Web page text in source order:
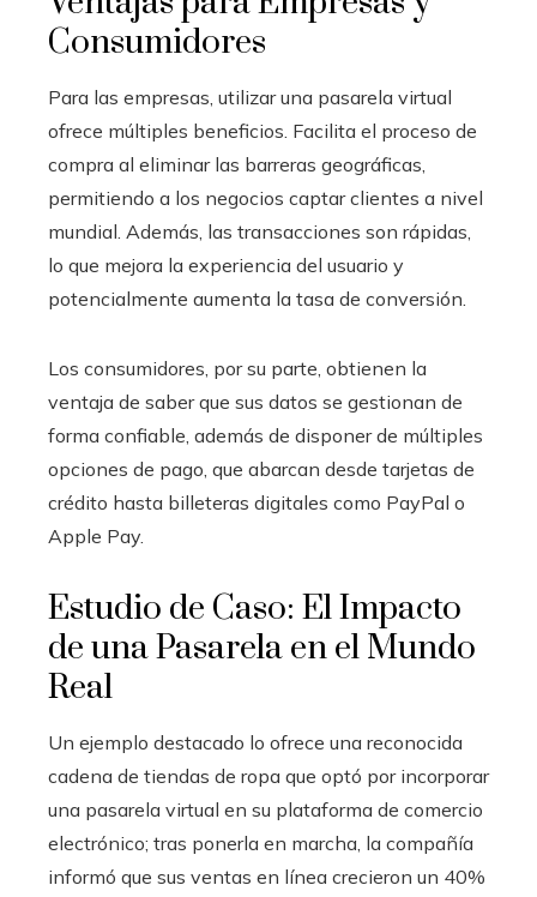
Consumidores
Para las empresas, utilizar una pasarela virtual
ofrece múltiples beneficios. Facilita el proceso de
compra al eliminar las barreras geográficas,
permitiendo a los negocios captar clientes a nivel
mundial. Además, las transacciones son rápidas,
lo que mejora la experiencia del usuario y
potencialmente aumenta la tasa de conversión.
Los consumidores, por su parte, obtienen la
ventaja de saber que sus datos se gestionan de
forma confiable, además de disponer de múltiples
opciones de pago, que abarcan desde tarjetas de
crédito hasta billeteras digitales como PayPal o
Apple Pay.
Estudio de Caso: El Impacto
de una Pasarela en el Mundo
Real
Un ejemplo destacado lo ofrece una reconocida
cadena de tiendas de ropa que optó por incorporar
una pasarela virtual en su plataforma de comercio
electrónico; tras ponerla en marcha, la compañía
informó que sus ventas en línea crecieron un 40%